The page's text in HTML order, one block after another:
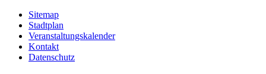
Sitemap
Stadtplan
Veranstaltungskalender
Kontakt
Datenschutz